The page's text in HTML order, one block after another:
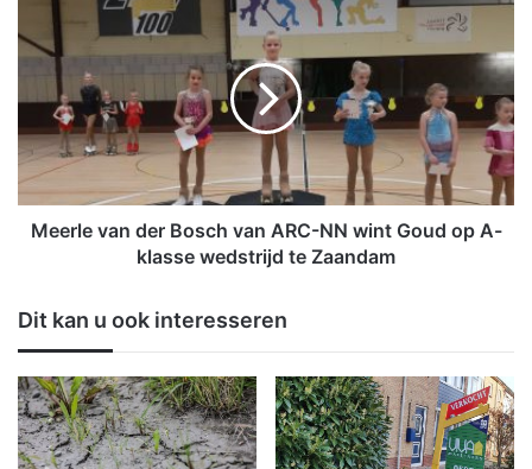
f
t
z
o
'
h
u
i
s
h
o
e
e
l
e
v
a
n
o
s
c
h
v
a
Meerle van der Bosch van ARC-NN wint Goud op A-
klasse wedstrijd te Zaandam
Dit kan u ook interesseren